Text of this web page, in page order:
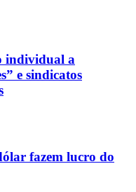
individual a
e sindicatos
fazem lucro do